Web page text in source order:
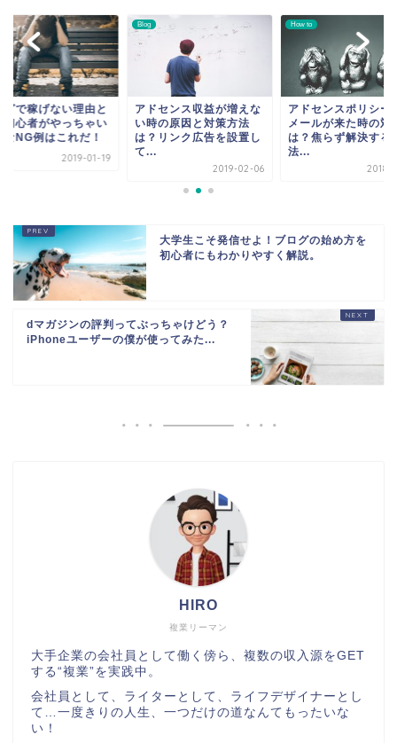
グで稼げない理由と
初心者がやっちゃい
なNG例はこれだ！
2019-01-19
Blog
アドセンス収益が増えな
い時の原因と対策方法
は？リンク広告を設置し
て...
2019-02-06
How to
アドセンスポリシー
メールが来た時の対
は？焦らず解決する
法...
2018-
大学生こそ発信せよ！ブログの始め方を
初心者にもわかりやすく解説。
dマガジンの評判ってぶっちゃけどう？
iPhoneユーザーの僕が使ってみた...
複業リーマン
HIRO
大手企業の会社員として働く傍ら、複数の収入源をGET
する“複業”を実践中。
会社員として、ライターとして、ライフデザイナーとし
て…一度きりの人生、一つだけの道なんてもったいな
い！